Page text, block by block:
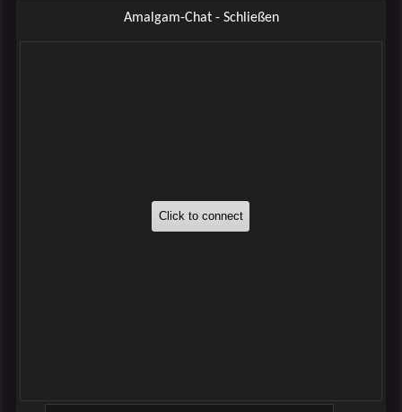
Amalgam-Chat - Schließen